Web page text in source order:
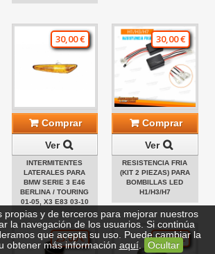
30,00 €
Comprar
Ver
INTERMITENTES
LATERALES PARA
BMW SERIE 3 E46
BERLINA / TOURING
01-05, X3 E83 03-10
30,00 €
Comprar
Ver
RESISTENCIA FRIA
(KIT 2 PIEZAS) PARA
BOMBILLAS LED
H1/H3/H7
25,00 € 33,00 €
propias y de terceros para mejorar nuestros
la navegación de los usuarios. Si continúa
que acepta su uso. Puede cambiar la
obtener más información aquí. Ocultar